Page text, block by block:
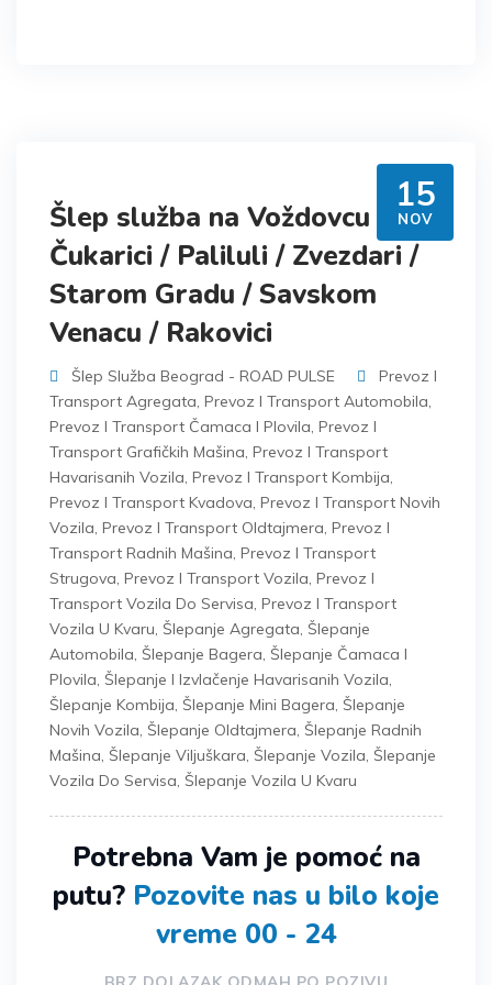
15
NOV
Šlep služba na Voždovcu /
Čukarici / Paliluli / Zvezdari /
Starom Gradu / Savskom
Venacu / Rakovici
Šlep Služba Beograd - ROAD PULSE
Prevoz I
Transport Agregata, Prevoz I Transport Automobila,
Prevoz I Transport Čamaca I Plovila, Prevoz I
Transport Grafičkih Mašina, Prevoz I Transport
Havarisanih Vozila, Prevoz I Transport Kombija,
Prevoz I Transport Kvadova, Prevoz I Transport Novih
Vozila, Prevoz I Transport Oldtajmera, Prevoz I
Transport Radnih Mašina, Prevoz I Transport
Strugova, Prevoz I Transport Vozila, Prevoz I
Transport Vozila Do Servisa, Prevoz I Transport
Vozila U Kvaru, Šlepanje Agregata, Šlepanje
Automobila, Šlepanje Bagera, Šlepanje Čamaca I
Plovila, Šlepanje I Izvlačenje Havarisanih Vozila,
Šlepanje Kombija, Šlepanje Mini Bagera, Šlepanje
Novih Vozila, Šlepanje Oldtajmera, Šlepanje Radnih
Mašina, Šlepanje Viljuškara, Šlepanje Vozila, Šlepanje
Vozila Do Servisa, Šlepanje Vozila U Kvaru
Potrebna Vam je pomoć na
putu? Pozovite nas u bilo koje
vreme 00 - 24